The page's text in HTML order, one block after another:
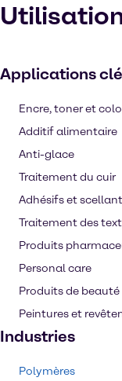
Applications
Encre, toner et
Additif alimentaire
Anti-glace
Traitement du cuir
Adhésifs et
Traitement des
Produits
Personal care
Produits de beauté
Peintures et
Industries
Polymères